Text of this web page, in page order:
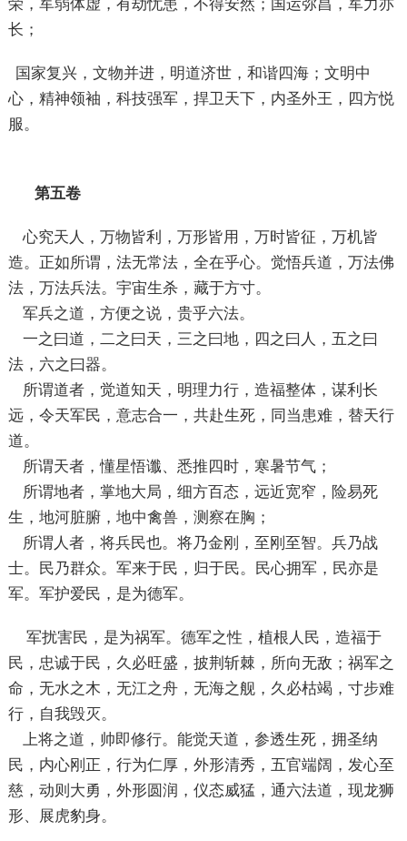
荣，军弱体虚，有劫忧患，不得安然；国运弥昌，军力亦
长；
国家复兴，文物并进，明道济世，和谐四海；文明中
心，精神领袖，科技强军，捍卫天下，内圣外王，四方悦
服。
第五卷
心究天人，万物皆利，万形皆用，万时皆征，万机皆
造。正如所谓，法无常法，全在乎心。觉悟兵道，万法佛
法，万法兵法。宇宙生杀，藏于方寸。
军兵之道，方便之说，贵乎六法。
一之曰道，二之曰天，三之曰地，四之曰人，五之曰
法，六之曰器。
所谓道者，觉道知天，明理力行，造福整体，谋利长
远，令天军民，意志合一，共赴生死，同当患难，替天行
道。
所谓天者，懂星悟谶、悉推四时，寒暑节气；
所谓地者，掌地大局，细方百态，远近宽窄，险易死
生，地河脏腑，地中禽兽，测察在胸；
所谓人者，将兵民也。将乃金刚，至刚至智。兵乃战
士。民乃群众。军来于民，归于民。民心拥军，民亦是
军。军护爱民，是为德军。
军扰害民，是为祸军。德军之性，植根人民，造福于
民，忠诚于民，久必旺盛，披荆斩棘，所向无敌；祸军之
命，无水之木，无江之舟，无海之舰，久必枯竭，寸步难
行，自我毁灭。
上将之道，帅即修行。能觉天道，参透生死，拥圣纳
民，内心刚正，行为仁厚，外形清秀，五官端阔，发心至
慈，动则大勇，外形圆润，仪态威猛，通六法道，现龙狮
形、展虎豹身。